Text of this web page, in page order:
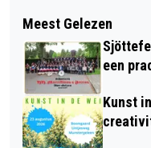
D66 MET
KANDIDATEN
PRODUCTEN
Meest Gelezen
een
Kunst